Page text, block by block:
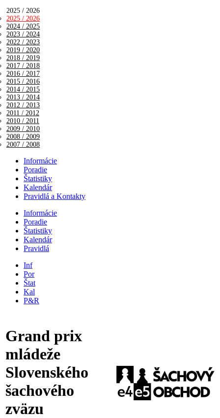
2025 / 2026
2025 / 2026
2024 / 2025
2023 / 2024
2022 / 2023
2019 / 2020
2018 / 2019
2017 / 2018
2016 / 2017
2015 / 2016
2014 / 2015
2013 / 2014
2012 / 2013
2011 / 2012
2010 / 2011
2009 / 2010
2008 / 2009
2007 / 2008
Informácie
Poradie
Štatistiky
Kalendár
Pravidlá a Kontakty
Informácie
Poradie
Štatistiky
Kalendár
Pravidlá
Inf
Por
Štat
Kal
P&R
Grand prix
mládeže
Slovenského
šachového
zväzu